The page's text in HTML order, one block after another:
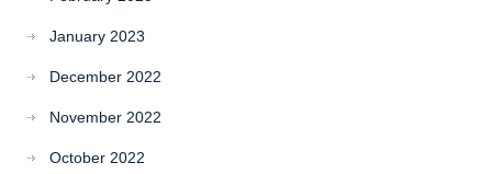
January 2023
December 2022
November 2022
October 2022